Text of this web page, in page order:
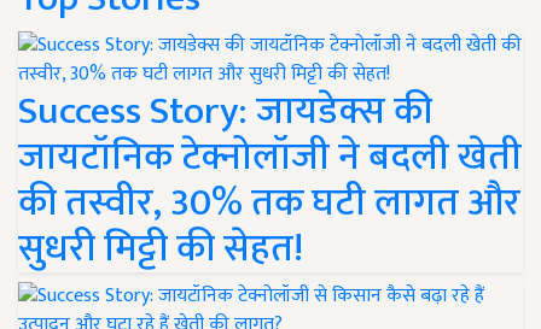
Success Story: जायडेक्स की
जायटॉनिक टेक्नोलॉजी ने बदली खेती
की तस्वीर, 30% तक घटी लागत और
सुधरी मिट्टी की सेहत!